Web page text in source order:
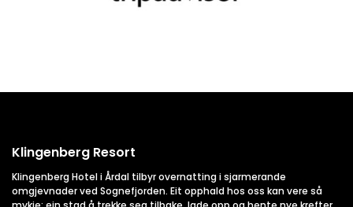
Klingenberg Resort
Klingenberg Hotel i Årdal tilbyr overnatting i sjarmerande
omgjevnader ved Sognefjorden. Eit opphald hos oss kan vere så